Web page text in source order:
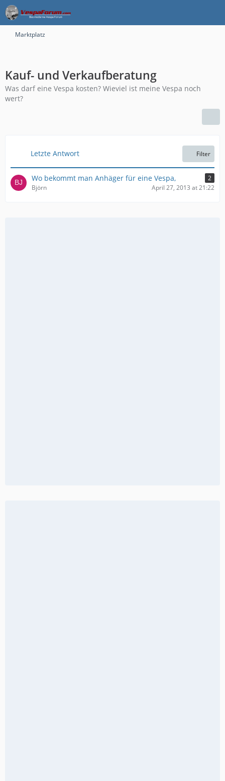
Marktplatz
Kauf- und Verkaufberatung
Was darf eine Vespa kosten? Wieviel ist meine Vespa noch
wert?
Letzte Antwort Filter
Wo bekommt man Anhäger für eine Vespa,
2
Björn
April 27, 2013 at 21:22